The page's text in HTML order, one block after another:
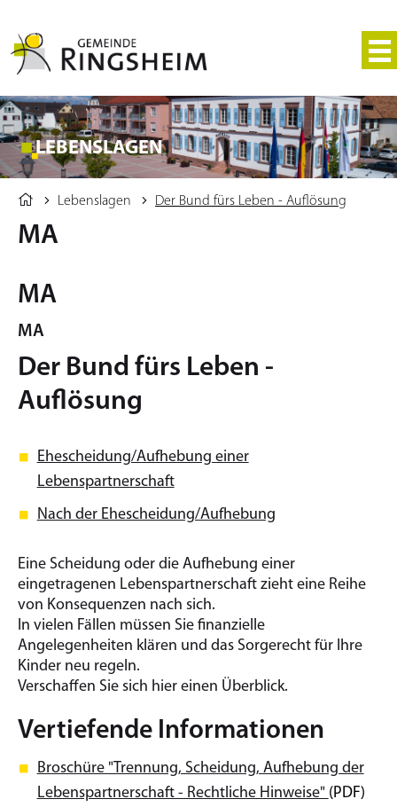
LEBENSLAGEN
Lebenslagen Der Bund fürs Leben - Auflösung
MA
MA
MA
Der Bund fürs Leben -
Auflösung
Ehescheidung/Aufhebung einer
Lebenspartnerschaft
Nach der Ehescheidung/Aufhebung
Eine Scheidung oder die Aufhebung einer
eingetragenen Lebenspartnerschaft zieht eine Reihe
von Konsequenzen nach sich.
In vielen Fällen müssen Sie finanzielle
Angelegenheiten klären und das Sorgerecht für Ihre
Kinder neu regeln.
Verschaffen Sie sich hier einen Überblick.
Vertiefende Informationen
Broschüre "Trennung, Scheidung, Aufhebung der
Lebenspartnerschaft - Rechtliche Hinweise" (PDF)